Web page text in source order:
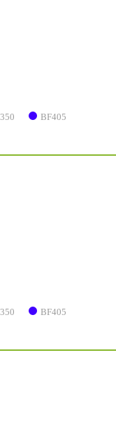
BF405
BF405